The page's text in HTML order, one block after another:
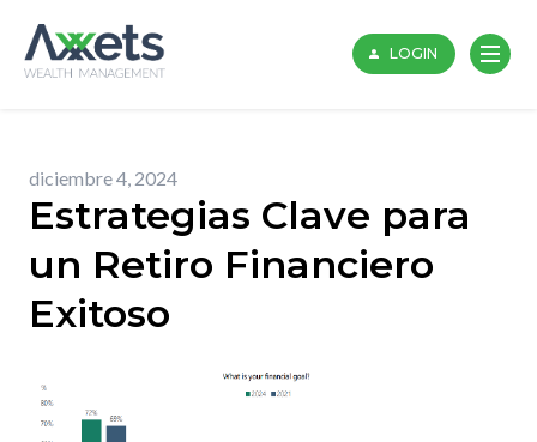
content
LOGIN
diciembre 4, 2024
Estrategias Clave para
un Retiro Financiero
Exitoso